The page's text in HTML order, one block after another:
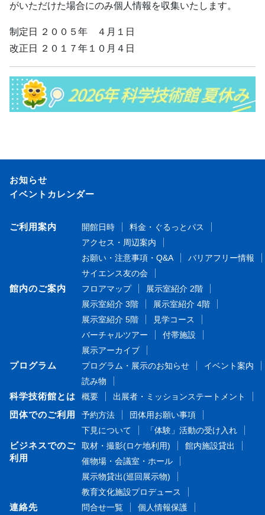
がいただけた場合にのみ個人情報を収集いたします。
制定日 ２００５年 ４月１日
改正日 ２０１７年１０月４日
お知らせ
イベントカレンダー
ご利用案内 開館日時
料金・ぐるっとパス
アクセス・周辺案内
お願い・注意事項・Q&A
バリアフリー情報
サイエンス友の会
館内のご案内 フロアマップ
展示室紹介 2階
展示室紹介 3階
展示室紹介 4階
展示室紹介 5階
見学コース
バーチャルツアー
付帯施設
展示アーカイブ
プログラム プログラム・展示のお知らせ
イベント案内
読み物
科学技術館とは 概要 出展者・ミッションステートメント
団体でのご利用 予約方法
団体用お願い事項
下見について
「体験」活動の受け入れ
ビジネスでのご
利用
取材・撮影(ロケ地利用)
館内施設貸出
催物場・会議室・ホール
展示物貸出(巡回展示物)
教育文化施設プロデュース
連絡先 問合せ一覧 個人情報保護